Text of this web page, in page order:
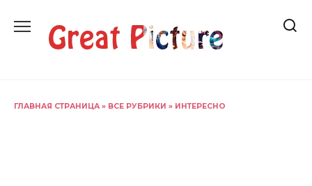
содержанию
ГЛАВНАЯ СТРАНИЦА » ВСЕ РУБРИКИ » ИНТЕРЕСНО